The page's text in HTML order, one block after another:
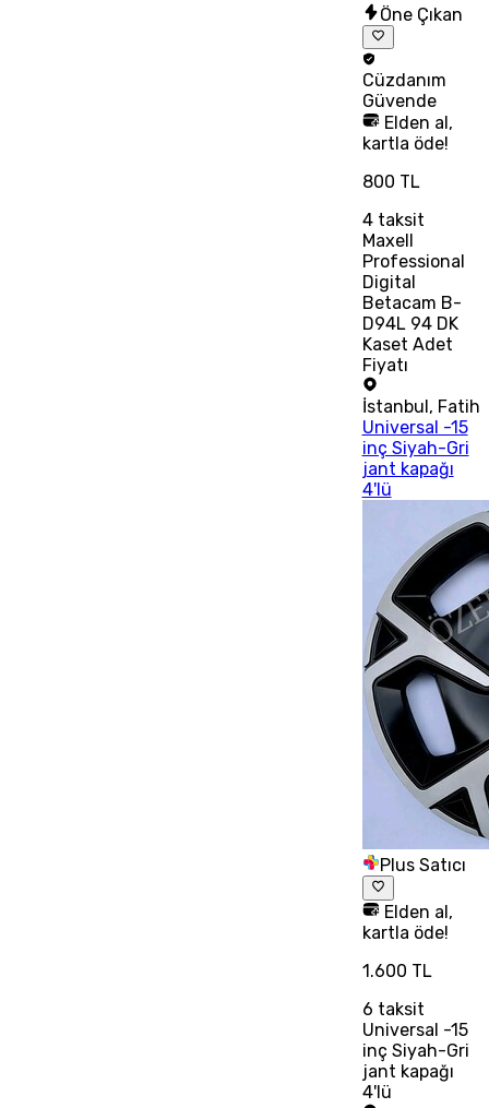
Öne Çıkan
Cüzdanım
Güvende
Elden al,
kartla öde!
800 TL
4taksit
Maxell
Professional
Digital
Betacam B-
D94L 94 DK
Kaset Adet
Fiyatı
İstanbul , Fatih
Universal -15
inç Siyah-Gri
jant kapağı
4'lü
Plus Satıcı
Elden al,
kartla öde!
1.600 TL
6 taksit
Universal -15
inç Siyah-Gri
jant kapağı
4'lü